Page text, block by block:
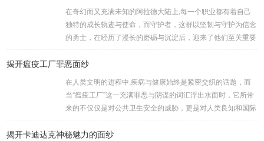
以化身为三国时期的知名将领，如勇猛无双的吕布、足智多谋
的诸葛亮、忠义双全的关羽等，率领自己的军队在战场上冲锋
陷阵、排兵布阵，游戏中的每一场战斗都充满了变...
在奇幻而又充满未知的阿拉德大陆上,每一个职业都有着自己
独特的成长轨迹与使命，而守护者，这群以坚韧与守护为信念
的勇士，在经历了漫长的磨砺与沉淀后，迎来了他们至关重要
大陆的那一刻起，便肩负着守护的重任，他们身躯魁梧，手持
来自各方的邪恶势力，最初，他们凭借着基础的技能和坚定的
意志，在一次次战斗中积累着经验，不断成长，无论是在阴森
恐怖的地下墓穴，还是在战火纷飞的前线战场，守...
揭开瘟疫工厂罪恶面纱
在人类文明的进程中,疾病与健康始终是紧密交织的话题，而
当“瘟疫工厂”这一充满罪恶与阴谋的词汇浮出水面时，它所带
来的不仅仅是对公共卫生安全的威胁，更是对人类良知和国际
是一些别有用心的势力为了实现其不可告人的目的，秘密设立
揭开卡迪达克神秘魅力的面纱